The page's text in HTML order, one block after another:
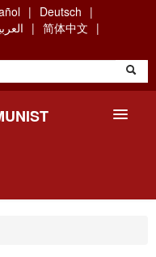
Deutsch
简体中文